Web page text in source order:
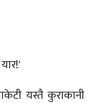
यस्तै कुराकानी